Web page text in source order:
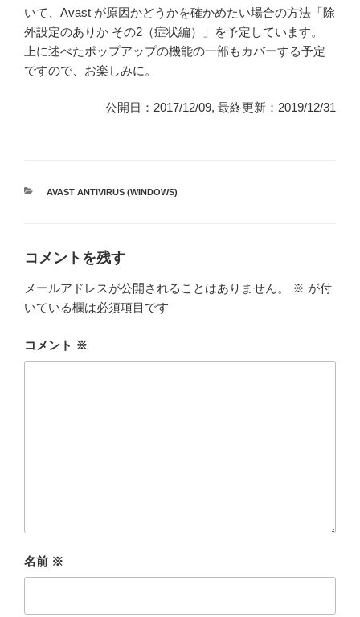
いて、Avast が原因かどうかを確かめたい場合の方法「除
外設定のありか その2（症状編）」を予定しています。
上に述べたポップアップの機能の一部もカバーする予定
ですので、お楽しみに。
公開日：2017/12/09, 最終更新：2019/12/31
カ
AVAST ANTIVIRUS (WINDOWS)
コメントを残す
メールアドレスが公開されることはありません。 ※ が付
いている欄は必須項目です
コメント ※
名前 ※